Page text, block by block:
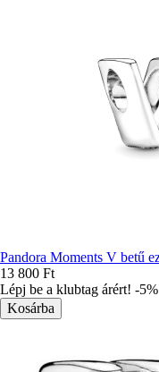
Pandora Moments V betű
13 800 Ft
Lépj be a klubtag árért! -5%